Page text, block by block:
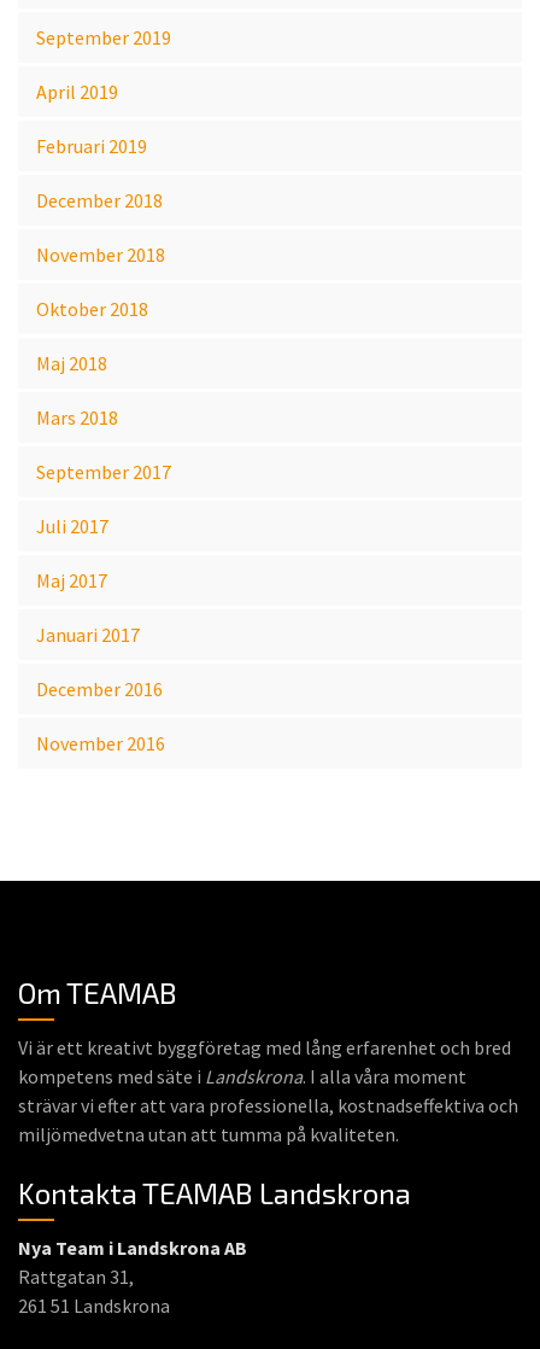
September 2019
April 2019
Februari 2019
December 2018
November 2018
Oktober 2018
Maj 2018
Mars 2018
September 2017
Juli 2017
Maj 2017
Januari 2017
December 2016
November 2016
Om TEAMAB
Vi är ett kreativt byggföretag med lång erfarenhet och bred
kompetens med säte i Landskrona. I alla våra moment
strävar vi efter att vara professionella, kostnadseffektiva och
miljömedvetna utan att tumma på kvaliteten.
Kontakta TEAMAB Landskrona
Nya Team i Landskrona AB
Rattgatan 31,
261 51 Landskrona